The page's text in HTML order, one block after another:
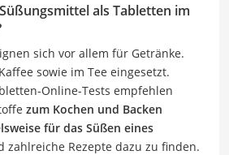
als Tabletten im
sich vor allem für Getränke.
sowie im Tee eingesetzt.
Online-Tests empfehlen
zum Kochen und Backen
für das Süßen eines
zahlreiche Rezepte dazu zu finden.